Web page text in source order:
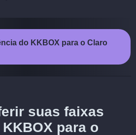
do KKBOX para o Claro
suas faixas
para o